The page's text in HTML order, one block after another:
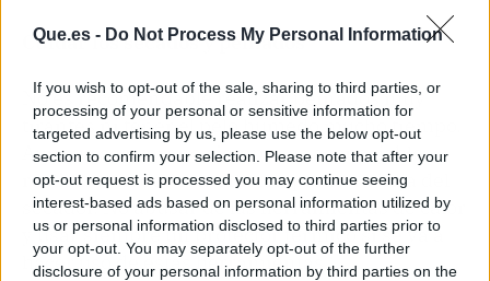
Que.es - Do Not Process My Personal Information
If you wish to opt-out of the sale, sharing to third parties, or
processing of your personal or sensitive information for
targeted advertising by us, please use the below opt-out
section to confirm your selection. Please note that after your
opt-out request is processed you may continue seeing
interest-based ads based on personal information utilized by
us or personal information disclosed to third parties prior to
your opt-out. You may separately opt-out of the further
disclosure of your personal information by third parties on the
Cuidar los secados y peinados
No es recomendable realizar peinados muy
tirantes ni tener el pelo húmedo mucho tiempo.
Aunque sea verano siempre es aconsejable
realizar secados con una temperatura baja del
secador. No abusar de las herramientas de calor
y usar siempre un protector térmico si se va a
hacer uso de estas herramientas.